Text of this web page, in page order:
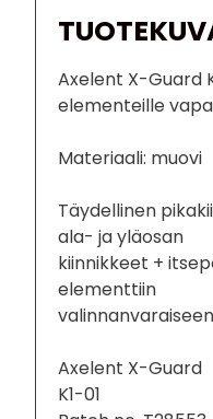
Axelent X-Guard
elementeille
Materiaali: muovi
Täydellinen
ala- ja yläosan
kiinnikkeet +
elementtiin
Axelent X-Guard
K1-01